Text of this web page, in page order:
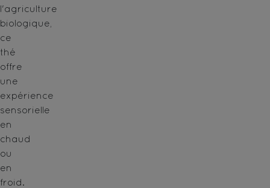
l'agriculture
biologique,
ce
thé
offre
une
expérience
sensorielle
en
chaud
ou
en
froid.